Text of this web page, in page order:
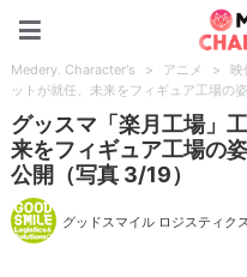
Medery. Character's > アニメ > 映
ットが就任、未来をフィギュア工場の
グッスマ「楽月工場」
来をフィギュア工場の
公開（写真 3/19）
グッドスマイル ロジスティク